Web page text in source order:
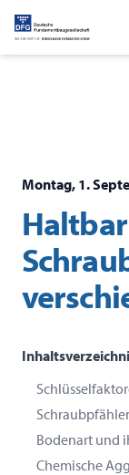
Montag, 1.
Bodenart und
Chemische